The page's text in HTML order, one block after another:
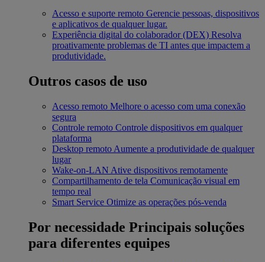
Acesso e suporte remoto Gerencie pessoas, dispositivos
e aplicativos de qualquer lugar.
Experiência digital do colaborador (DEX) Resolva
proativamente problemas de TI antes que impactem a
produtividade.
Outros casos de uso
Acesso remoto Melhore o acesso com uma conexão
segura
Controle remoto Controle dispositivos em qualquer
plataforma
Desktop remoto Aumente a produtividade de qualquer
lugar
Wake-on-LAN Ative dispositivos remotamente
Compartilhamento de tela Comunicação visual em
tempo real
Smart Service Otimize as operações pós-venda
Por necessidade Principais soluções
para diferentes equipes